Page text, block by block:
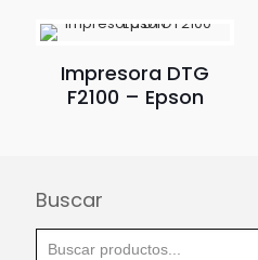
Impresora DTG
F2100 – Epson
Buscar